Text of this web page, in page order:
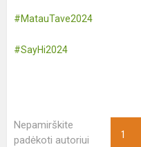
#MatauTave2024
#SayHi2024
Nepamirškite
padėkoti autoriui
1